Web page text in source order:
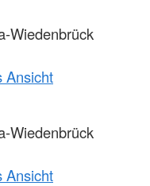
Wiedenbrück
Ansicht
Wiedenbrück
Ansicht